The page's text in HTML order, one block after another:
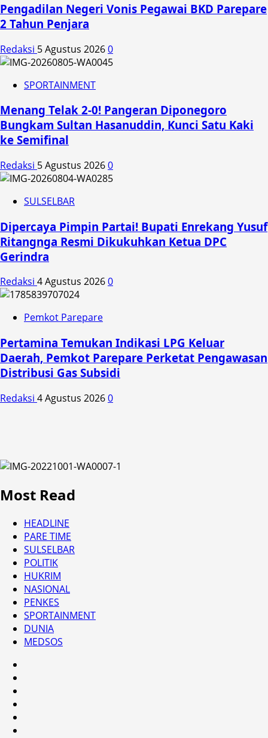
Pengadilan Negeri Vonis Pegawai BKD Parepare
2 Tahun Penjara
Redaksi 5 Agustus 20260
SPORTAINMENT
Menang Telak 2-0! Pangeran Diponegoro
Bungkam Sultan Hasanuddin, Kunci Satu Kaki
ke Semifinal
Redaksi 5 Agustus 20260
SULSELBAR
Dipercaya Pimpin Partai! Bupati Enrekang Yusuf
Ritangnga Resmi Dikukuhkan Ketua DPC
Gerindra
Redaksi 4 Agustus 20260
Pemkot Parepare
Pertamina Temukan Indikasi LPG Keluar
Daerah, Pemkot Parepare Perketat Pengawasan
Distribusi Gas Subsidi
Redaksi 4 Agustus 20260
Most Read
HEADLINE
PARE TIME
SULSELBAR
POLITIK
HUKRIM
NASIONAL
PENKES
SPORTAINMENT
DUNIA
MEDSOS